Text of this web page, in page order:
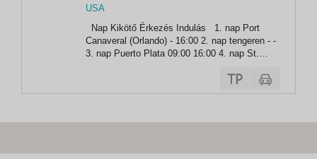
USA
Port Canaveral
Canaveral (Orlando) - 16:00 2. nap tengeren - -
3. nap Puerto Plata 09:00 16:00 4. nap St.
6. nap tengeren - - 7. nap Great Stirrup Cay...